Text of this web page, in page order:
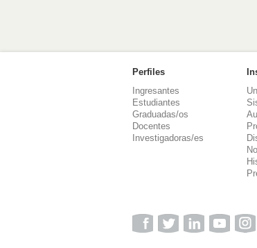
Perfiles
Ingresantes
Estudiantes
Graduadas/os
Docentes
Investigadoras/es